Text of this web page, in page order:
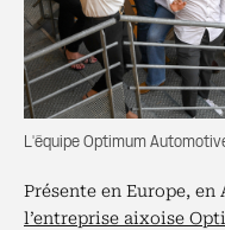
L'équipe Optimum
Présente en Europe,
l’entreprise aixoise